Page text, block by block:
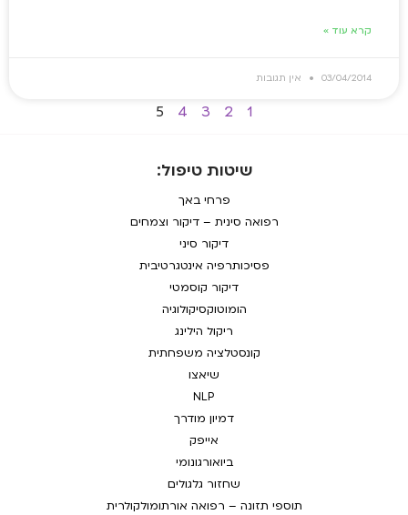
קרא עוד »
03/04/2014 אין תגובות
1
2
3
4
5
שיטות טיפול:
פרחי באך
רפואה סינית – דיקור וצמחים
דיקור סיני
פסיכותרפיה אינטגרטיבית
דיקור קוסמטי
הומוטוקסיקולוגיה
ריקול הילינג
קונסטלציה משפחתית
שיאצו
NLP
דמיון מודרך
אייפק
ביואורגונומי
שחזור גלגולים
תוספי תזונה – רפואה אורתומולקולרית